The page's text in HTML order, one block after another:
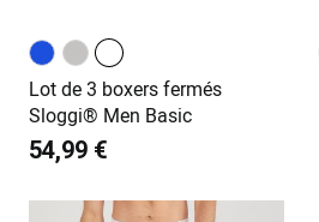
Lot de 3 boxers fermés
Sloggi® Men Basic
54,99 €